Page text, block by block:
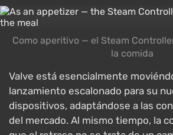
Como aperitivo — el Steam
la comida
Valve está esencialmente
lanzamiento escalonado para su
dispositivos, adaptándose a las
del mercado. Al mismo tiempo, la